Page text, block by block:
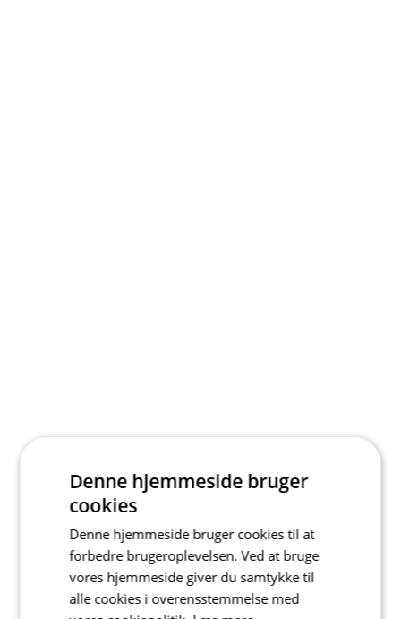
Denne hjemmeside bruger
cookies
Denne hjemmeside bruger cookies til at
forbedre brugeroplevelsen. Ved at bruge
vores hjemmeside giver du samtykke til
alle cookies i overensstemmelse med